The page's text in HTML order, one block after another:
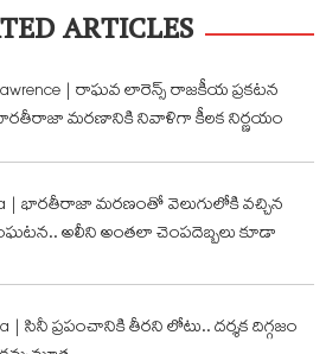
ARTICLES
| రాఘవ లారెన్స్ రాజకీయ ప్రకటన
మరణానికి నివాళిగా కీలక నిర్ణయం
| భారతీరాజా మరణంతో వెలుగులోకి వచ్చిన
అలీని అంతలా చెంపదెబ్బలు కూడా
| సినీ ప్రపంచానికి తీరని లోటు.. దర్శక దిగ్గజం